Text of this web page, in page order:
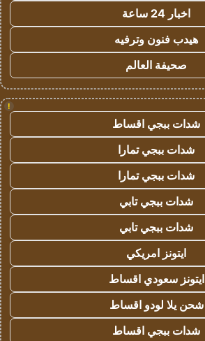
اخبار 24 ساعة
هيدب فنون وترفيه
صحيفة العالم
!
شدات ببجي اقساط
شدات ببجي تمارا
شدات ببجي تمارا
شدات ببجي تابي
شدات ببجي تابي
ايتونز امريكي
ايتونز سعودي اقساط
شحن يلا لودو اقساط
شدات ببجي اقساط